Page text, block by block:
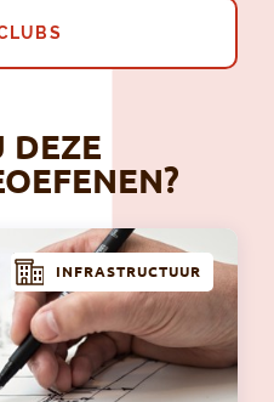
DEZE
INFRASTRUCTUUR